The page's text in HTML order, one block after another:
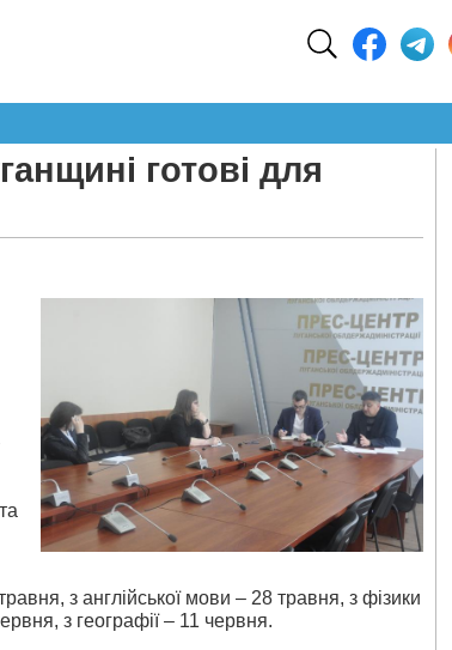
готові для
з англійської мови – 28 травня, з фізики
з географії – 11 червня.